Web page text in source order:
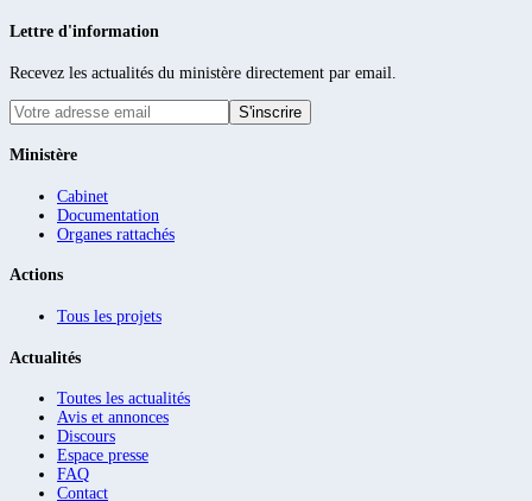
Lettre d'information
Recevez les actualités du ministère directement par email.
S'inscrire
Ministère
Cabinet
Documentation
Organes rattachés
Actions
Tous les projets
Actualités
Toutes les actualités
Avis et annonces
Discours
Espace presse
FAQ
Contact